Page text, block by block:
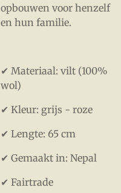
opbouwen voor henzelf
en hun familie.
✔ Materiaal: vilt (100%
wol)
✔ Kleur: grijs - roze
✔ Lengte: 65 cm
✔ Gemaakt in: Nepal
✔ Fairtrade